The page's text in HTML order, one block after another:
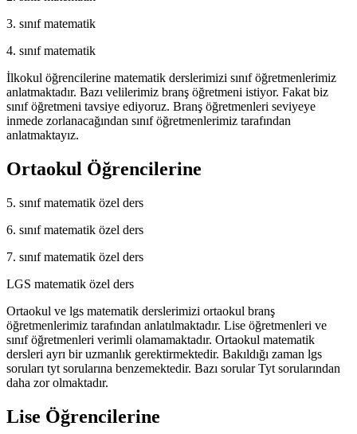
3. sınıf matematik
4. sınıf matematik
İlkokul öğrencilerine matematik derslerimizi sınıf öğretmenlerimiz
anlatmaktadır. Bazı velilerimiz branş öğretmeni istiyor. Fakat biz
sınıf öğretmeni tavsiye ediyoruz. Branş öğretmenleri seviyeye
inmede zorlanacağından sınıf öğretmenlerimiz tarafından
anlatmaktayız.
Ortaokul Öğrencilerine
5. sınıf matematik özel ders
6. sınıf matematik özel ders
7. sınıf matematik özel ders
LGS matematik özel ders
Ortaokul ve lgs matematik derslerimizi ortaokul branş
öğretmenlerimiz tarafından anlatılmaktadır. Lise öğretmenleri ve
sınıf öğretmenleri verimli olamamaktadır. Ortaokul matematik
dersleri ayrı bir uzmanlık gerektirmektedir. Bakıldığı zaman lgs
soruları tyt sorularına benzemektedir. Bazı sorular Tyt sorularından
daha zor olmaktadır.
Lise Öğrencilerine